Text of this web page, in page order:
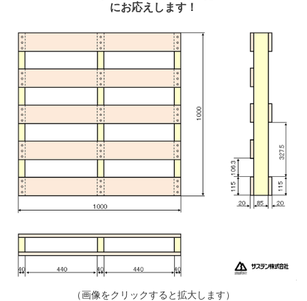
にお応えします！
（画像をクリックすると拡大します）